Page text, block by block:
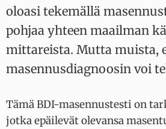
oloasi tekemällä
pohjaa yhteen maailman
mittareista. Mutta muista,
masennusdiagnoosin voi
Tämä BDI-masennustesti on
jotka epäilevät olevansa